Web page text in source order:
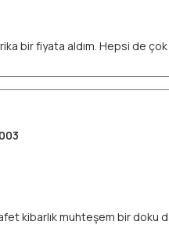
bir fiyata aldım. Hepsi de
kibarlık muhteşem bir doku